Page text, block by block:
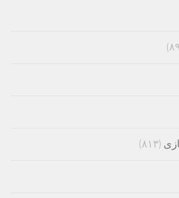
(۸۱۳)